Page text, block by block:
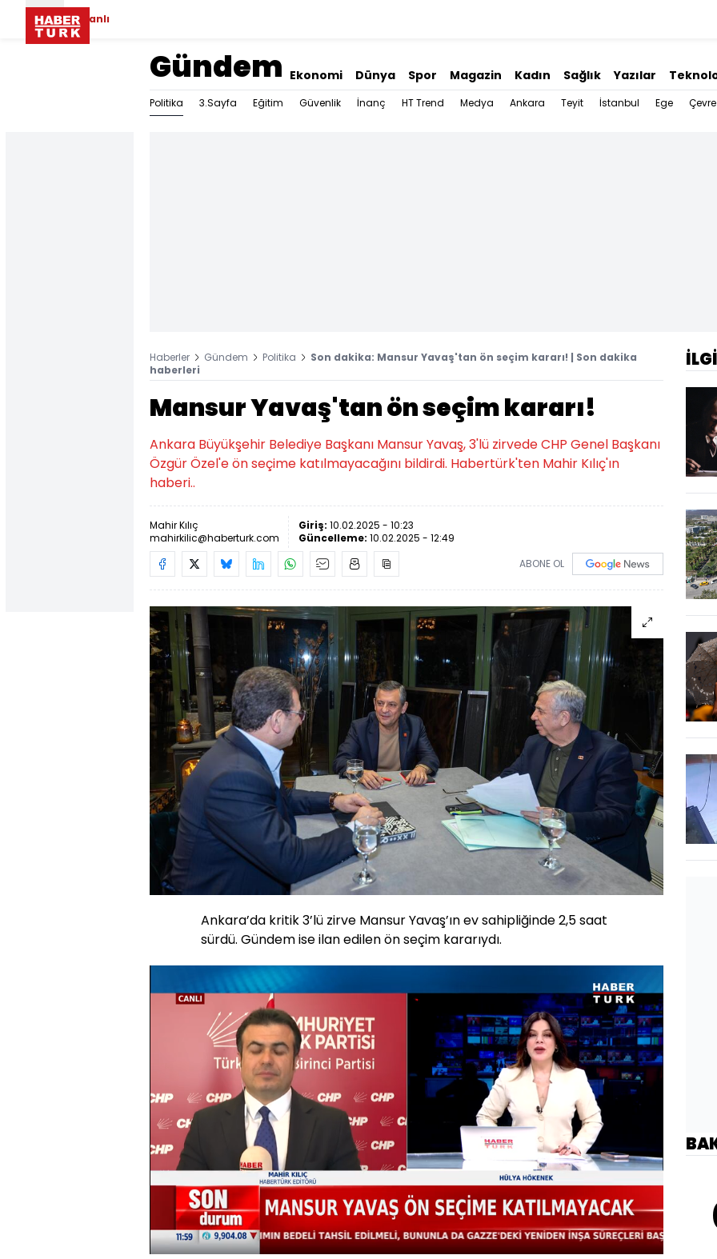
Canlı
Gündem Ekonomi Dünya Spor Magazin Kadın Sağlık Yazılar
Politika 3.Sayfa Eğitim Güvenlik İnanç HT Trend Medya Ankara Teyit İstanbul Ege Çevre
Haberler Gündem Politika
Son dakika: Mansur Yavaş'tan ön seçim kararı! | Son dakika
haberleri
Mansur Yavaş'tan ön seçim kararı!
Ankara Büyükşehir Belediye Başkanı Mansur Yavaş, 3'lü zirvede CHP Genel Başkanı
Özgür Özel'e ön seçime katılmayacağını bildirdi. Habertürk'ten Mahir Kılıç'ın
haberi..
Mahir Kılıç
mahirkilic@haberturk.com
Giriş: 10.02.2025 - 10:23
Güncelleme: 10.02.2025 - 12:49
ABONE OL
Ankara’da kritik 3’lü zirve Mansur Yavaş’ın ev sahipliğinde 2,5 saat
sürdü. Gündem ise ilan edilen ön seçim kararıydı.
Sesi
Aç
Yüklendi:
19.42%
Oynatma
Hızı